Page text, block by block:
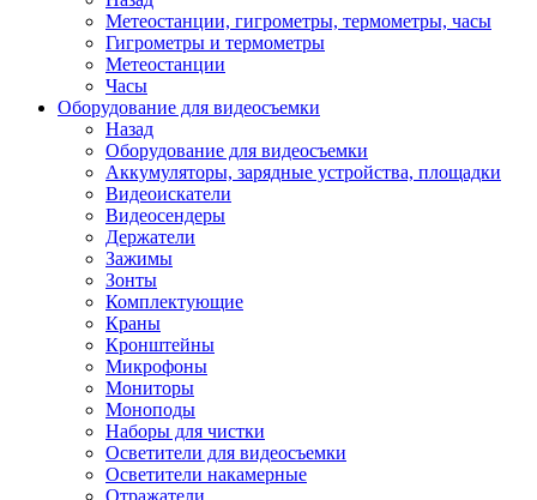
Метеостанции, гигрометры, термометры, часы
Гигрометры и термометры
Метеостанции
Часы
Оборудование для видеосъемки
Назад
Оборудование для видеосъемки
Аккумуляторы, зарядные устройства, площадки
Видеоискатели
Видеосендеры
Держатели
Зажимы
Зонты
Комплектующие
Краны
Кронштейны
Микрофоны
Мониторы
Моноподы
Наборы для чистки
Осветители для видеосъемки
Осветители накамерные
Отражатели